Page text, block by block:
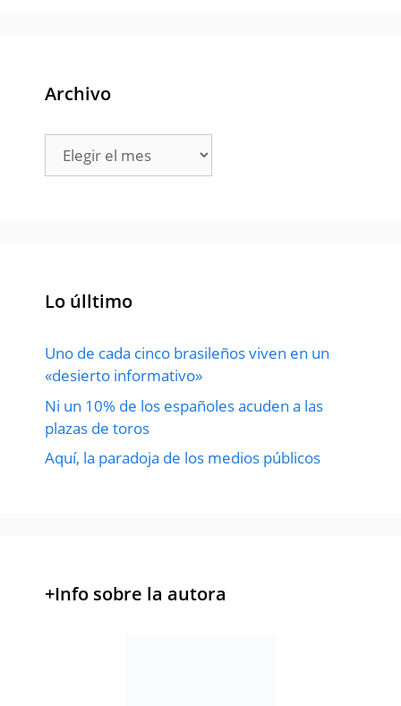
Archivo
Archivo
Lo úlltimo
Uno de cada cinco brasileños viven en un
«desierto informativo»
Ni un 10% de los españoles acuden a las
plazas de toros
Aquí, la paradoja de los medios públicos
+Info sobre la autora